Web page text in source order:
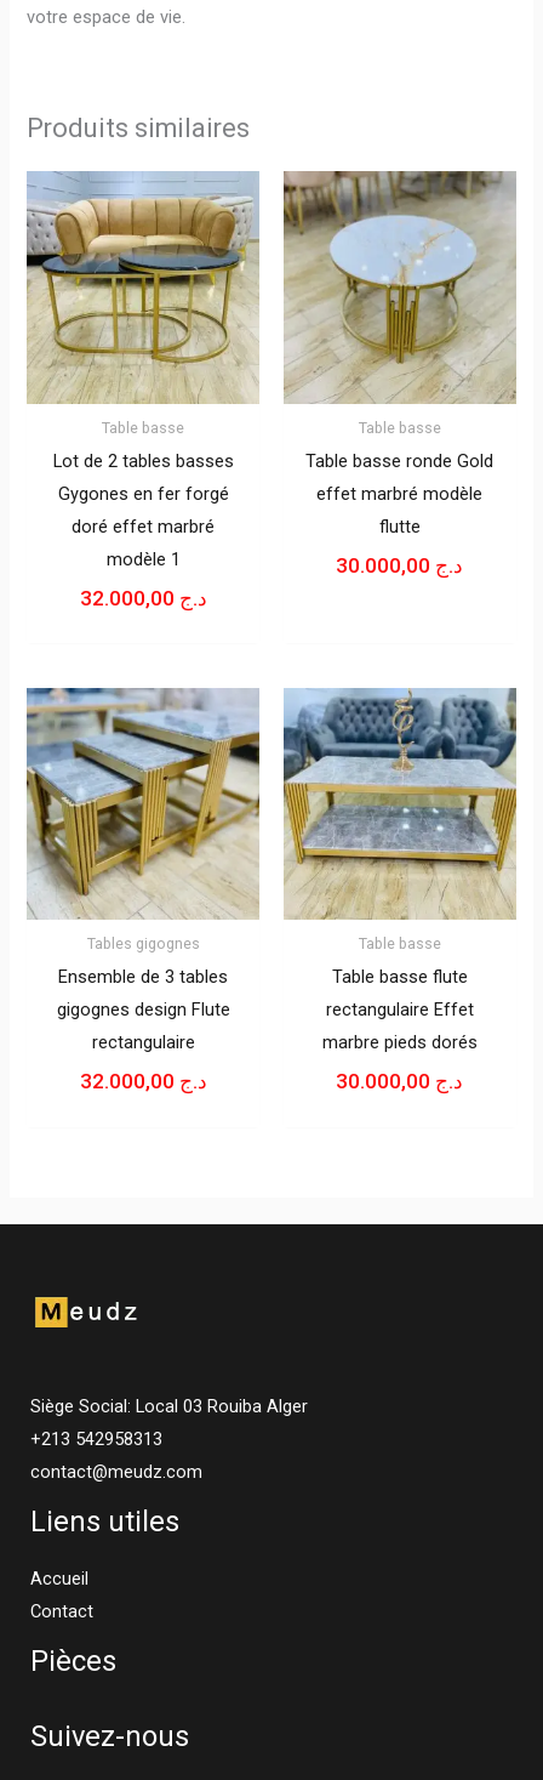
votre espace de vie.
Produits similaires
Table basse
Lot de 2 tables basses
Gygones en fer forgé
doré effet marbré
modèle 1
د.ج
Table basse
Table basse ronde Gold
effet marbré modèle
flutte
د.ج
Tables gigognes
Ensemble de 3 tables
gigognes design Flute
rectangulaire
د.ج
Table basse
Table basse flute
rectangulaire Effet
marbre pieds dorés
د.ج
Siège Social: Local 03 Rouiba Alger
+213 542958313
contact@meudz.com
Liens utiles
Accueil
Contact
Pièces
Suivez-nous